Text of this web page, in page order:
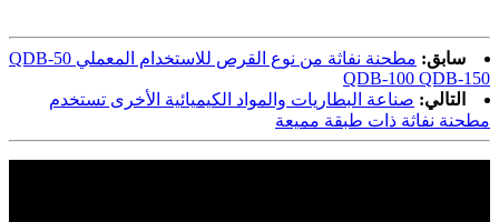
سابق:
مطحنة نفاثة من نوع القرص للاستخدام المعملي QDB-50
QDB-100 QDB-150
التالي: صناعة البطاريات والمواد الكيميائية الأخرى تستخدم
مطحنة نفاثة ذات طبقة مميعة